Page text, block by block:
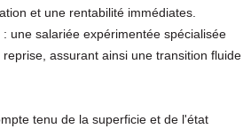
et une rentabilité immédiates.
une salariée expérimentée spécialisée
assurant ainsi une transition fluide
tenu de la superficie et de l'état